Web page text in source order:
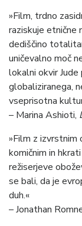
»Film, trdno
raziskuje etnične
dediščino
uničevalno moč
lokalni okvir
globaliziranega,
vseprisotna
– Marina Ashioti,
»Film z izvrstnim
komičnim in
režiserjeve
se bali, da je
duh.«
– Jonathan